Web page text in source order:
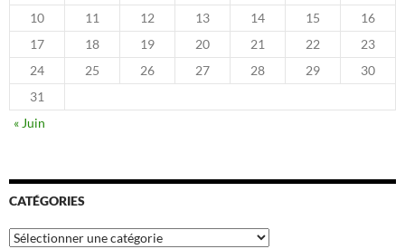
10
11 12 13 14 15
16
17
18 19 20 21 22
23
24
25 26 27 28 29
30
31
« Juin
CATÉGORIES
Catégories